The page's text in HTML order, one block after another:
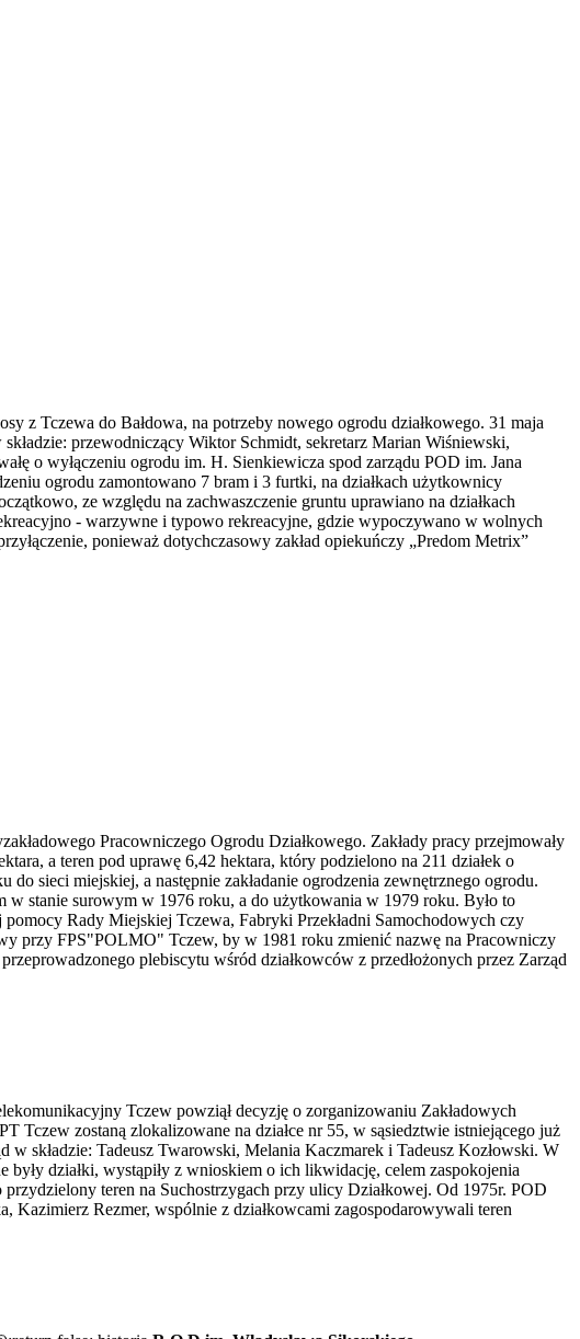
z Tczewa do Bałdowa, na potrzeby nowego ogrodu działkowego. 31 maja
przewodniczący Wiktor Schmidt, sekretarz Marian Wiśniewski,
o wyłączeniu ogrodu im. H. Sienkiewicza spod zarządu POD im. Jana
ogrodu zamontowano 7 bram i 3 furtki, na działkach użytkownicy
ze względu na zachwaszczenie gruntu uprawiano na działkach
- warzywne i typowo rekreacyjne, gdzie wypoczywano w wolnych
ponieważ dotychczasowy zakład opiekuńczy „Predom Metrix”
Pracowniczego Ogrodu Działkowego. Zakłady pracy przejmowały
a teren pod uprawę 6,42 hektara, który podzielono na 211 działek o
sieci miejskiej, a następnie zakładanie ogrodzenia zewnętrznego ogrodu.
stanie surowym w 1976 roku, a do użytkowania w 1979 roku. Było to
Rady Miejskiej Tczewa, Fabryki Przekładni Samochodowych czy
przy FPS"POLMO" Tczew, by w 1981 roku zmienić nazwę na Pracowniczy
plebiscytu wśród działkowców z przedłożonych przez Zarząd
Tczew powziął decyzję o zorganizowaniu Zakładowych
zostaną zlokalizowane na działce nr 55, w sąsiedztwie istniejącego już
składzie: Tadeusz Twarowski, Melania Kaczmarek i Tadeusz Kozłowski. W
działki, wystąpiły z wnioskiem o ich likwidację, celem zaspokojenia
teren na Suchostrzygach przy ulicy Działkowej. Od 1975r. POD
Kazimierz Rezmer, wspólnie z działkowcami zagospodarowywali teren